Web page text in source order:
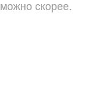
можно скорее.